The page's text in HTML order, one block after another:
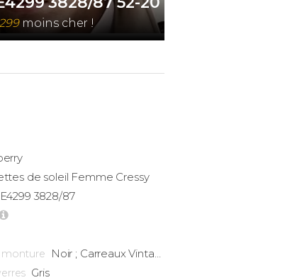
moins cher !
de soleil Femme Cressy
3828/87
monture Noir ; Carreaux Vintage
Gris